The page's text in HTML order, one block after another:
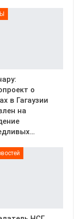
о
в Гагаузии
на